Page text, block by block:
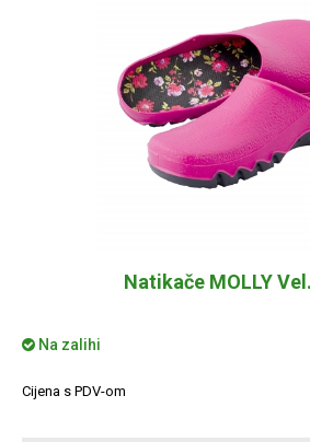
Natikače MOLLY
Na zalihi
Cijena s PDV-om